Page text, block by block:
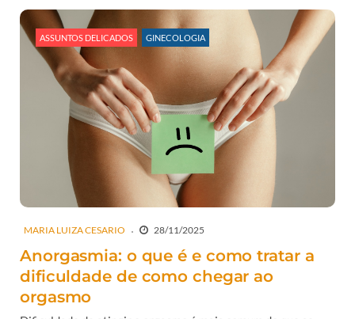
ASSUNTOS DELICADOS GINECOLOGIA
MARIA LUIZA CESARIO 28/11/2025
Anorgasmia: o que é e como tratar a
dificuldade de como chegar ao
orgasmo